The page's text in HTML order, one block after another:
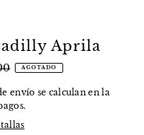
Aprila
AGOTADO
envío se calculan en la